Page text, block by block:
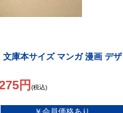
庫本サイズ マンガ 漫画 デザ
円(税込)